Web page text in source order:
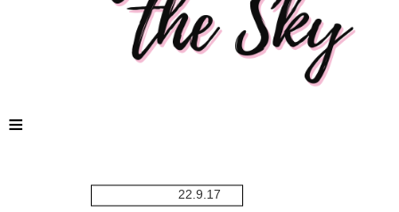
≡
22.9.17